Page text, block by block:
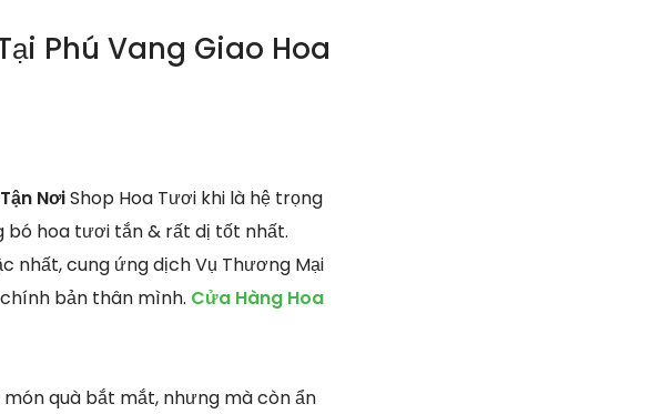
Phú Vang Giao Hoa
NơiShop Hoa Tươi khi là hệ trọng
bó hoa tươi tắn & rất dị tốt nhất.
nhất, cung ứng dịch Vụ Thương Mại
bản thân mình. Cửa Hàng Hoa
món quà bắt mắt, nhưng mà còn ẩn